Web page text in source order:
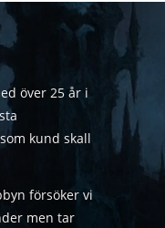
över 25 år i
kund skall
försöker vi
men tar